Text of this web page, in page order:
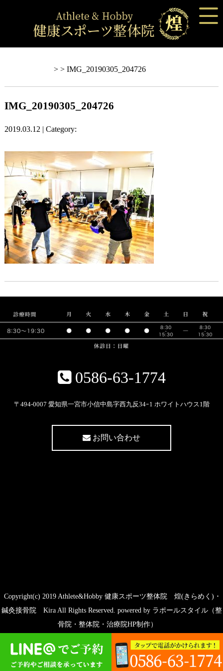
> > IMG_20190305_204726
IMG_20190305_204726
2019.03.12 | Category:
0586-63-1774
〒494-0007 愛知県一宮市小信中島字西九反34ｰ1 ホワイトハウス1階
お問い合わせ
Copyright(c) 2019 Athlete&Hobby 健康スポーツ整体院 煌(きらめく) ･
鍼灸接骨院 Kira All Rights Reserved. powered by ラポールスタイル（整
骨院・整体院・治療院HP制作）